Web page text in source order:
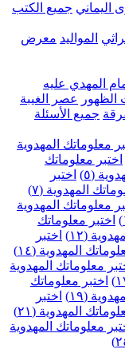
الكتب
(١٤)
(٢١)